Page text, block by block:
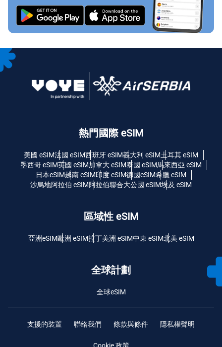
熱門國際 eSIM
美國 eSIM法國 eSIM西班牙 eSIM義大利 eSIM土耳其 eSIM
墨西哥 eSIM英國 eSIM加拿大 eSIM泰國 eSIM馬來西亞 eSIM
日本eSIM越南 eSIM印度 eSIM德國eSIM希臘 eSIM
沙烏地阿拉伯 eSIM阿拉伯聯合大公國 eSIM埃及 eSIM
區域性 eSIM
亞洲eSIM歐洲 eSIM拉丁美洲 eSIM中東 eSIM北美 eSIM
全球計劃
全球eSIM
支援的裝置 聯絡我們 條款與條件 隱私權聲明
Cookie 政策